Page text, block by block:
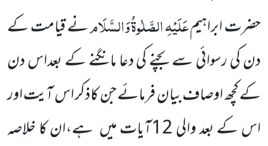
حضرت ابراہیمعَلَیْہِالصَّلٰوۃُوَالسَّلَامنے قیامت کے
دن کی رسوائی سےبچنے کی دعا مانگنے کے بعداس دن
کے کچھ اوصاف بیان فرمائے جن کاذکر اس آیت اور
اس کے بعد والی12آیاتمیں ہے،ان کا خلاصہ